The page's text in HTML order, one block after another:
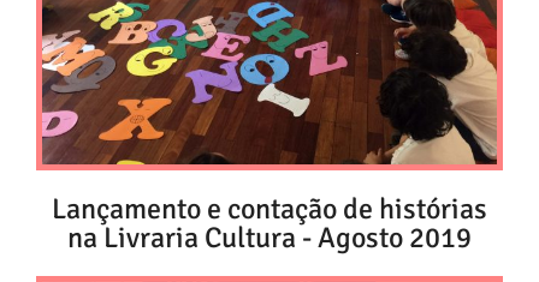
Lançamento e contação de histórias
na Livraria Cultura - Agosto 2019